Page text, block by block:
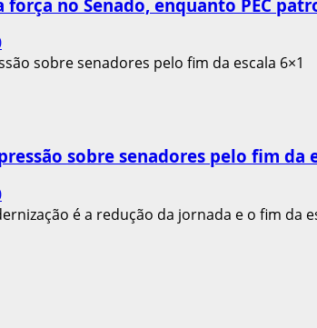
força no Senado, enquanto PEC
sobre senadores pelo fim da